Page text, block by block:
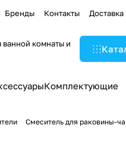
Бренды Контакты Доставка
комнаты и
Комплектующие
Смеситель для раковины-